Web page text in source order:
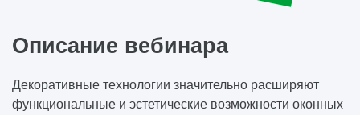
Описание вебинара
Декоративные технологии значительно расширяют
функциональные и эстетические возможности оконных